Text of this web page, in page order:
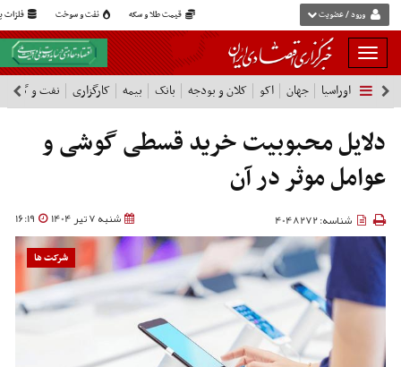
قیمت طلا و سکه نفت و سوخت فلزات ورود / عضویت
بار
و
بسته
نمودن
فهرست
اوراسیا جهان اکو کلان و بودجه بانک بیمه کارگزاری نفت و گاز
دلایل محبوبیت خرید قسطی گوشی و
عوامل موثر در آن
شنبه 7 تیر 1404 16:19 شناسه: 4048272
شرکت ها